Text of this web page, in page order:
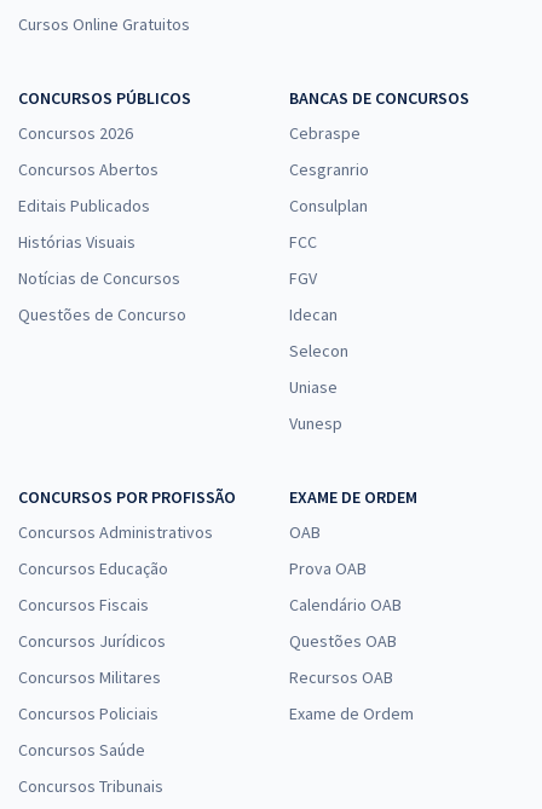
Cursos Online Gratuitos
CONCURSOS PÚBLICOS
Concursos 2026
Concursos Abertos
Editais Publicados
Histórias Visuais
Notícias de Concursos
Questões de Concurso
BANCAS DE CONCURSOS
Cebraspe
Cesgranrio
Consulplan
FCC
FGV
Idecan
Selecon
Uniase
Vunesp
CONCURSOS POR PROFISSÃO
Concursos Administrativos
Concursos Educação
Concursos Fiscais
Concursos Jurídicos
Concursos Militares
Concursos Policiais
Concursos Saúde
Concursos Tribunais
EXAME DE ORDEM
OAB
Prova OAB
Calendário OAB
Questões OAB
Recursos OAB
Exame de Ordem